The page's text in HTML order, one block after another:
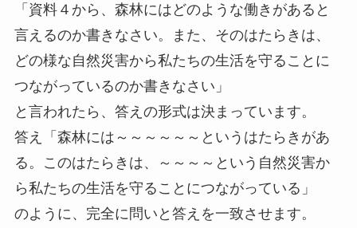
「資料４から、森林にはどのような働きがあると
言えるのか書きなさい。また、そのはたらきは、
どの様な自然災害から私たちの生活を守ることに
つながっているのか書きなさい」
と言われたら、答えの形式は決まっています。
答え「森林には～～～～～～というはたらきがあ
る。このはたらきは、～～～～という自然災害か
ら私たちの生活を守ることにつながっている」
のように、完全に問いと答えを一致させます。